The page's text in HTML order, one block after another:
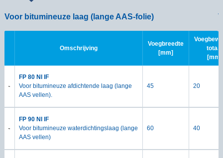
Voor bitumineuze laag (lange AAS-folie)
Omschrijving
Voegbreedte
[mm]
totaal
[mm]
FP 80 NI lF
Voor bitumineuze afdichtende laag (lange
AAS vellen).
45 20
FP 90 NI lF
Voor bitumineuze waterdichtingslaag (lange
AAS vellen)
60 40